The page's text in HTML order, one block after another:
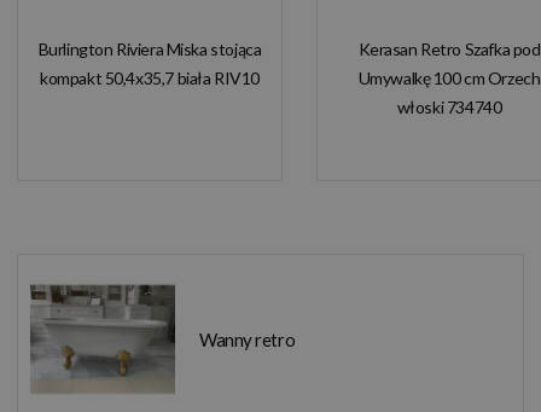
Burlington Riviera Miska stojąca
kompakt 50,4x35,7 biała RIV10
Kerasan Retro Szafka pod
Umywalkę 100 cm Orzech
włoski 734740
Wanny retro